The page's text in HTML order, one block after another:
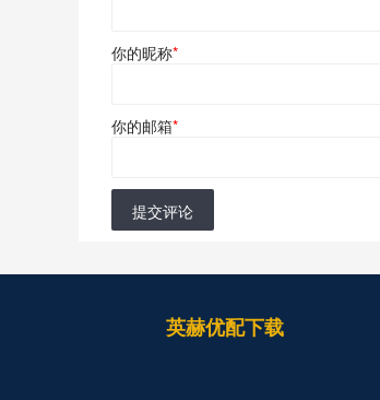
你的昵称*
你的邮箱*
提交评论
英赫优配下载